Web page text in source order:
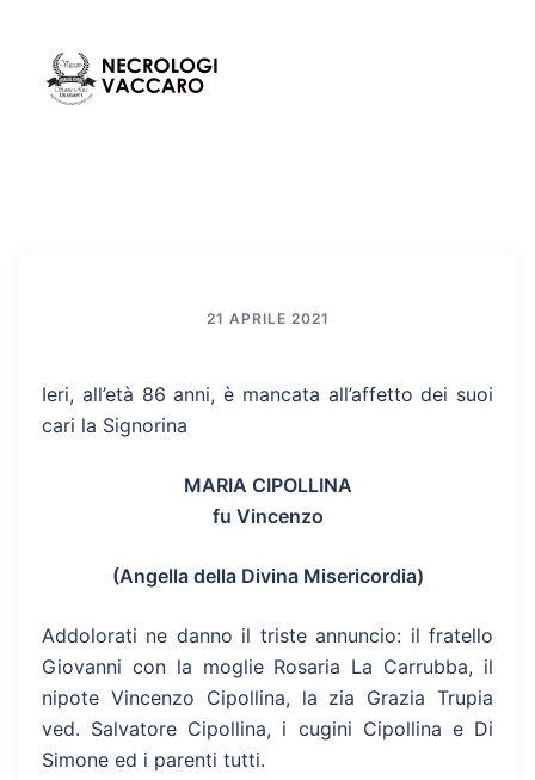
contenuto
21 APRILE 2021
Ieri, all’età 86 anni, è mancata all’affetto dei suoi
cari la Signorina
MARIA CIPOLLINA
fu Vincenzo
(Angella della Divina Misericordia)
Addolorati ne danno il triste annuncio: il fratello
Giovanni con la moglie Rosaria La Carrubba, il
nipote Vincenzo Cipollina, la zia Grazia Trupia
ved. Salvatore Cipollina, i cugini Cipollina e Di
Simone ed i parenti tutti.